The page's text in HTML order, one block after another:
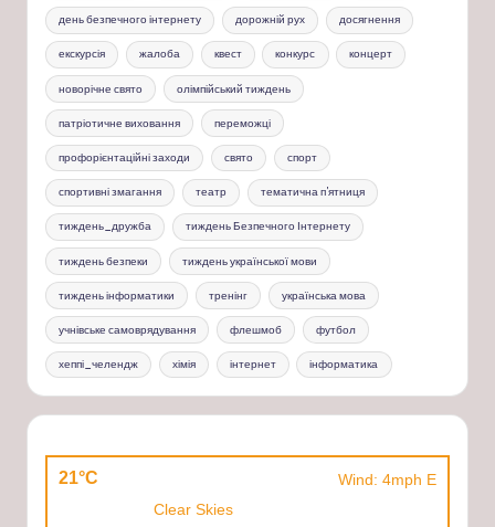
день безпечного інтернету дорожній рух досягнення
екскурсія жалоба квест конкурс концерт
новорічне свято олімпійський тиждень
патріотичне виховання переможці
профорієнтаційні заходи свято спорт
спортивні змагання театр тематична п'ятниця
тиждень_дружба тиждень Безпечного Інтернету
тиждень безпеки тиждень української мови
тиждень інформатики тренінг українська мова
учнівське самоврядування флешмоб футбол
хеппі_челендж хімія інтернет інформатика
21°C
Wind: 4mph E
Clear Skies